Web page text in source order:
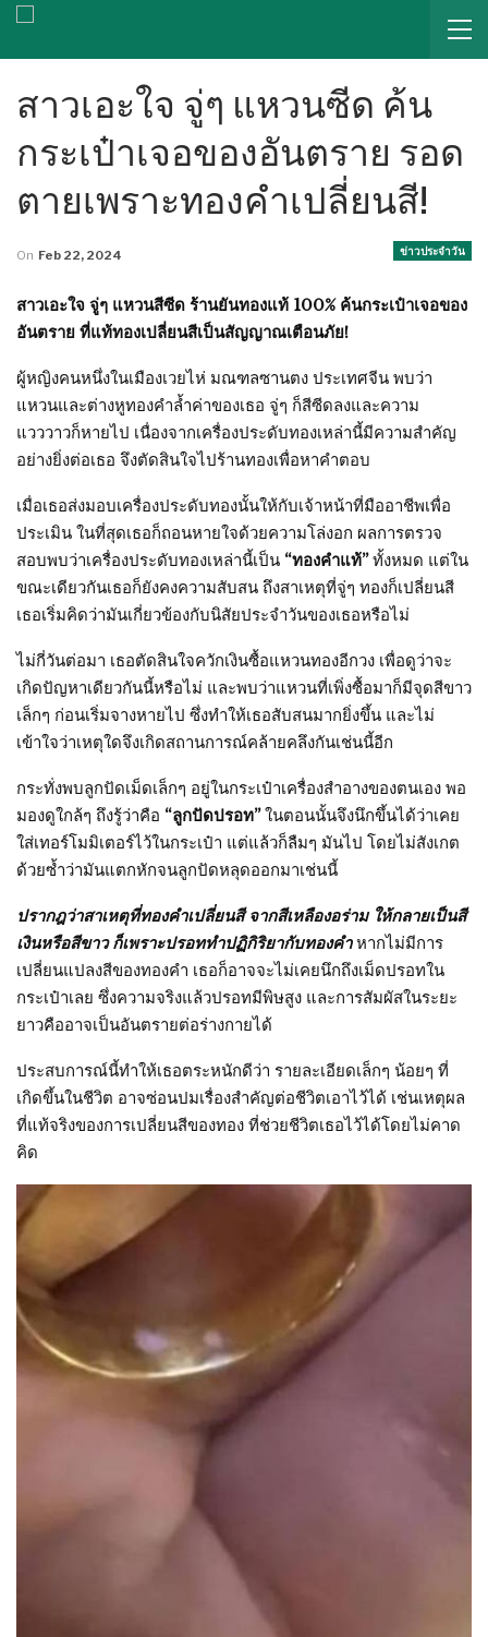
สาวเอะใจ จู่ๆ แหวนซีด ค้น
กระเป๋าเจอของอันตราย รอด
ตายเพราะทองคำเปลี่ยนสี!
ข่าวประจำวัน
On Feb 22, 2024
สาวเอะใจ จู่ๆ แหวนสีซีด ร้านยันทองแท้ 100% ค้นกระเป๋าเจอของ
อันตราย ที่แท้ทองเปลี่ยนสีเป็นสัญญาณเตือนภัย!
ผู้หญิงคนหนึ่งในเมืองเวยไห่ มณฑลซานตง ประเทศจีน พบว่า
แหวนและต่างหูทองคำล้ำค่าของเธอ จู่ๆ ก็สีซีดลงและความ
แวววาวก็หายไป เนื่องจากเครื่องประดับทองเหล่านี้มีความสำคัญ
อย่างยิ่งต่อเธอ จึงตัดสินใจไปร้านทองเพื่อหาคำตอบ
เมื่อเธอส่งมอบเครื่องประดับทองนั้นให้กับเจ้าหน้าที่มืออาชีพเพื่อ
ประเมิน ในที่สุดเธอก็ถอนหายใจด้วยความโล่งอก ผลการตรวจ
สอบพบว่าเครื่องประดับทองเหล่านี้เป็น “ทองคำแท้”ทั้งหมด แต่ใน
ขณะเดียวกันเธอก็ยังคงความสับสน ถึงสาเหตุที่จู่ๆ ทองก็เปลี่ยนสี
เธอเริ่มคิดว่ามันเกี่ยวข้องกับนิสัยประจำวันของเธอหรือไม่
ไม่กี่วันต่อมา เธอตัดสินใจควักเงินซื้อแหวนทองอีกวง เพื่อดูว่าจะ
เกิดปัญหาเดียวกันนี้หรือไม่ และพบว่าแหวนที่เพิ่งซื้อมาก็มีจุดสีขาว
เล็กๆ ก่อนเริ่มจางหายไป ซึ่งทำให้เธอสับสนมากยิ่งขึ้น และไม่
เข้าใจว่าเหตุใดจึงเกิดสถานการณ์คล้ายคลึงกันเช่นนี้อีก
กระทั่งพบลูกปัดเม็ดเล็กๆ อยู่ในกระเป๋าเครื่องสำอางของตนเอง พอ
มองดูใกล้ๆ ถึงรู้ว่าคือ “ลูกปัดปรอท”ในตอนนั้นจึงนึกขึ้นได้ว่าเคย
ใส่เทอร์โมมิเตอร์ไว้ในกระเป๋า แต่แล้วก็ลืมๆ มันไป โดยไม่สังเกต
ด้วยซ้ำว่ามันแตกหักจนลูกปัดหลุดออกมาเช่นนี้
ปรากฎว่าสาเหตุที่ทองคำเปลี่ยนสี จากสีเหลืองอร่าม ให้กลายเป็นสี
เงินหรือสีขาว ก็เพราะปรอททำปฏิกิริยากับทองคำหากไม่มีการ
เปลี่ยนแปลงสีของทองคำ เธอก็อาจจะไม่เคยนึกถึงเม็ดปรอทใน
กระเป๋าเลย ซึ่งความจริงแล้วปรอทมีพิษสูง และการสัมผัสในระยะ
ยาวคืออาจเป็นอันตรายต่อร่างกายได้
ประสบการณ์นี้ทำให้เธอตระหนักดีว่า รายละเอียดเล็กๆ น้อยๆ ที่
เกิดขึ้นในชีวิต อาจซ่อนปมเรื่องสำคัญต่อชีวิตเอาไว้ได้ เช่นเหตุผล
ที่แท้จริงของการเปลี่ยนสีของทอง ที่ช่วยชีวิตเธอไว้ได้โดยไม่คาด
คิด